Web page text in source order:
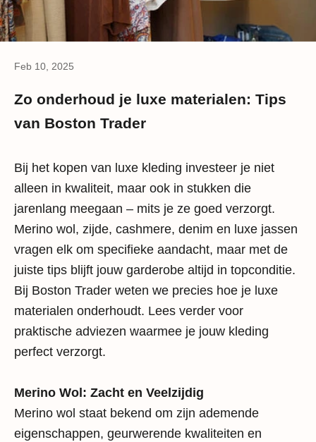
Feb 10, 2025
Zo onderhoud je luxe materialen: Tips
van Boston Trader
Bij het kopen van luxe kleding investeer je niet
alleen in kwaliteit, maar ook in stukken die
jarenlang meegaan – mits je ze goed verzorgt.
Merino wol, zijde, cashmere, denim en luxe jassen
vragen elk om specifieke aandacht, maar met de
juiste tips blijft jouw garderobe altijd in topconditie.
Bij Boston Trader weten we precies hoe je luxe
materialen onderhoudt. Lees verder voor
praktische adviezen waarmee je jouw kleding
perfect verzorgt.
Merino Wol: Zacht en Veelzijdig
Merino wol staat bekend om zijn ademende
eigenschappen, geurwerende kwaliteiten en